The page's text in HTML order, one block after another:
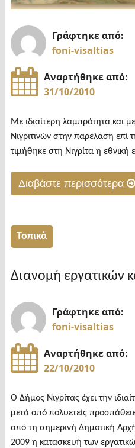
Γράφτηκε από:
foni-visaltias
Αναρτήθηκε από:
31/10/2010
Με ιδιαίτερη λαμπρότητα και
Νιγριτινών στην παρέλαση
τιμήθηκε στη Νιγρίτα η εθνική
Διαβάστε περισσότερα
οι
εκδηλώσεις
28ης
Οκτωβρίου
στη
Νιγρίτα"
Τοπικά
Διανομή εργατικών
Γράφτηκε από:
foni-visaltias
Αναρτήθηκε από:
22/10/2010
Ο Δήμος Νιγρίτας έχει την
μετά από πολυετείς
από τη σημερινή Δημοτική
2009 η κατασκευή των